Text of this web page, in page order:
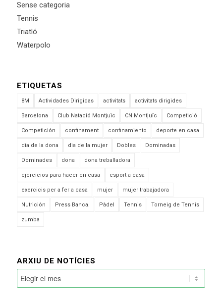
Sense categoria
Tennis
Triatló
Waterpolo
ETIQUETAS
8M Actividades Dirigidas activitats activitats dirigides
Barcelona Club Natació Montjuïc CN Montjuïc Competició
Competición confinament confinamiento deporte en casa
dia de la dona dia de la mujer Dobles Dominadas
Dominades dona dona treballadora
ejercicios para hacer en casa esport a casa
exercicis per a fer a casa mujer mujer trabajadora
Nutrición Press Banca. Pàdel Tennis Torneig de Tennis
zumba
ARXIU DE NOTÍCIES